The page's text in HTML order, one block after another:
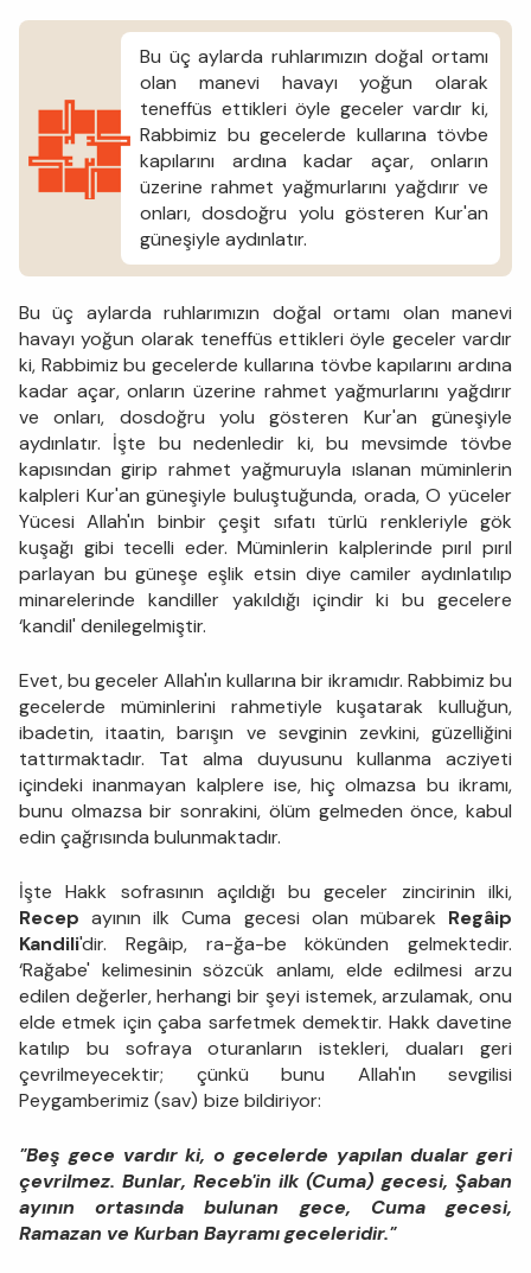
Bu üç aylarda ruhlarımızın doğal ortamı
olan manevi havayı yoğun olarak
teneffüs ettikleri öyle geceler vardır ki,
Rabbimiz bu gecelerde kullarına tövbe
kapılarını ardına kadar açar, onların
üzerine rahmet yağmurlarını yağdırır ve
onları, dosdoğru yolu gösteren Kur'an
güneşiyle aydınlatır.
Bu üç aylarda ruhlarımızın doğal ortamı olan manevi
havayı yoğun olarak teneffüs ettikleri öyle geceler vardır
ki, Rabbimiz bu gecelerde kullarına tövbe kapılarını ardına
kadar açar, onların üzerine rahmet yağmurlarını yağdırır
ve onları, dosdoğru yolu gösteren Kur'an güneşiyle
aydınlatır. İşte bu nedenledir ki, bu mevsimde tövbe
kapısından girip rahmet yağmuruyla ıslanan müminlerin
kalpleri Kur'an güneşiyle buluştuğunda, orada, O yüceler
Yücesi Allah'ın binbir çeşit sıfatı türlü renkleriyle gök
kuşağı gibi tecelli eder. Müminlerin kalplerinde pırıl pırıl
parlayan bu güneşe eşlik etsin diye camiler aydınlatılıp
minarelerinde kandiller yakıldığı içindir ki bu gecelere
‘kandil' denilegelmiştir.
Evet, bu geceler Allah'ın kullarına bir ikramıdır. Rabbimiz bu
gecelerde müminlerini rahmetiyle kuşatarak kulluğun,
ibadetin, itaatin, barışın ve sevginin zevkini, güzelliğini
tattırmaktadır. Tat alma duyusunu kullanma acziyeti
içindeki inanmayan kalplere ise, hiç olmazsa bu ikramı,
bunu olmazsa bir sonrakini, ölüm gelmeden önce, kabul
edin çağrısında bulunmaktadır.
İşte Hakk sofrasının açıldığı bu geceler zincirinin ilki,
Recep ayının ilk Cuma gecesi olan mübarek Regâip
Kandili'dir. Regâip, ra-ğa-be kökünden gelmektedir.
‘Rağabe' kelimesinin sözcük anlamı, elde edilmesi arzu
edilen değerler, herhangi bir şeyi istemek, arzulamak, onu
elde etmek için çaba sarfetmek demektir. Hakk davetine
katılıp bu sofraya oturanların istekleri, duaları geri
çevrilmeyecektir; çünkü bunu Allah'ın sevgilisi
Peygamberimiz (sav) bize bildiriyor:
"Beş gece vardır ki, o gecelerde yapılan dualar geri
çevrilmez. Bunlar, Receb'in ilk (Cuma) gecesi, Şaban
ayının ortasında bulunan gece, Cuma gecesi,
Ramazan ve Kurban Bayramı geceleridir."